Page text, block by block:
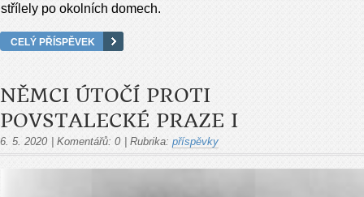
střílely po okolních domech.
CELÝ PŘÍSPĚVEK
NĚMCI ÚTOČÍ PROTI
POVSTALECKÉ PRAZE I
6. 5. 2020 Komentářů: 0 Rubrika: příspěvky